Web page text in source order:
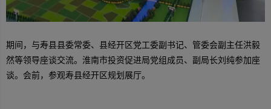
期间，与寿县县委常委、县经开区党工委副书记、管委会副主任洪毅
然等领导座谈交流。淮南市投资促进局党组成员、副局长刘纯参加座
谈。会前，参观寿县经开区规划展厅。